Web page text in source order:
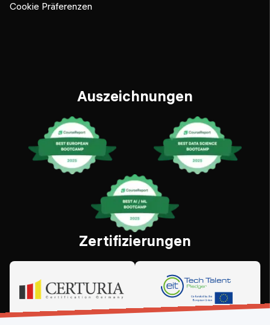
Cookie Präferenzen
Auszeichnungen
Zertifizierungen